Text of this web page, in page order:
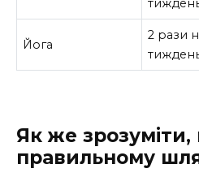
Йога
2 рази
Як же
правильному